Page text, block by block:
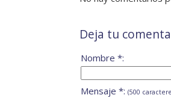
Deja tu
Nombre *:
Mensaje *: (500